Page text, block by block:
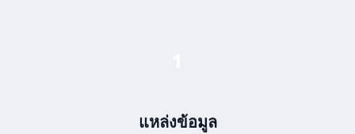
แหล่งข้อมูล